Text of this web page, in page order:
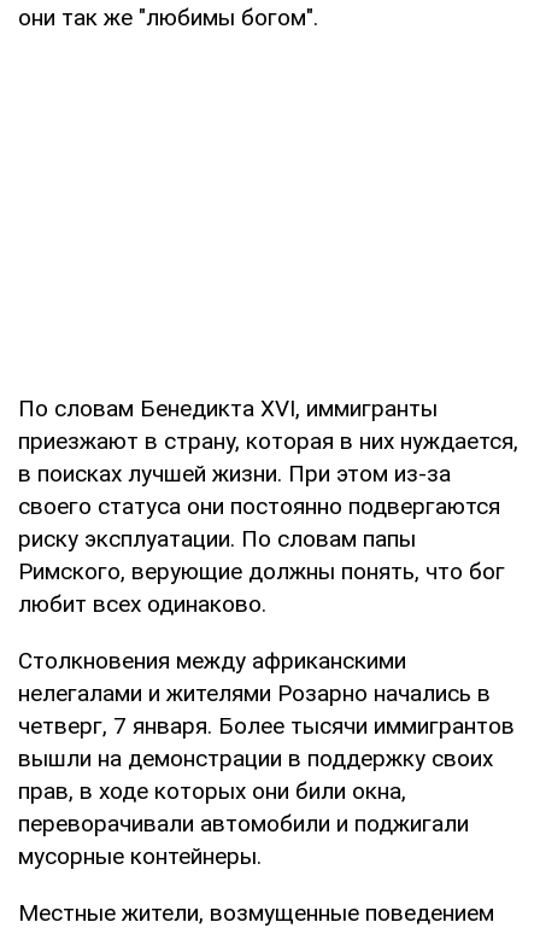
они так же "любимы богом".
По словам Бенедикта XVI, иммигранты
приезжают в страну, которая в них нуждается,
в поисках лучшей жизни. При этом из-за
своего статуса они постоянно подвергаются
риску эксплуатации. По словам папы
Римского, верующие должны понять, что бог
любит всех одинаково.
Столкновения между африканскими
нелегалами и жителями Розарно начались в
четверг, 7 января. Более тысячи иммигрантов
вышли на демонстрации в поддержку своих
прав, в ходе которых они били окна,
переворачивали автомобили и поджигали
мусорные контейнеры.
Местные жители, возмущенные поведением